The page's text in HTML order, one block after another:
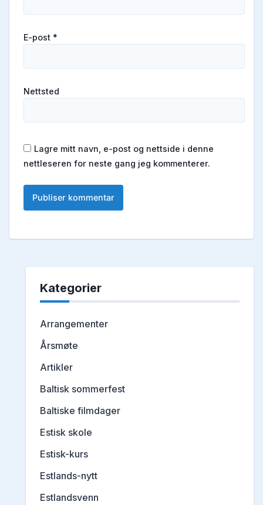
E-post *
Nettsted
Lagre mitt navn, e-post og nettside i denne
nettleseren for neste gang jeg kommenterer.
Kategorier
Arrangementer
Årsmøte
Artikler
Baltisk sommerfest
Baltiske filmdager
Estisk skole
Estisk-kurs
Estlands-nytt
Estlandsvenn